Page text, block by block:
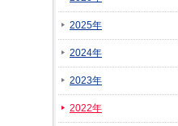
2025年
2024年
2023年
2022年